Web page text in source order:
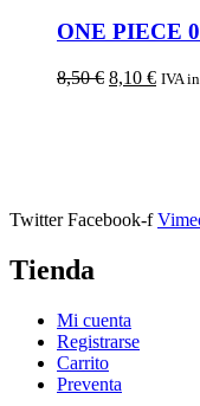
ONE PIECE
8,50€ 8,10 € IVA
Twitter Facebook-f
Tienda
Mi cuenta
Registrarse
Carrito
Preventa